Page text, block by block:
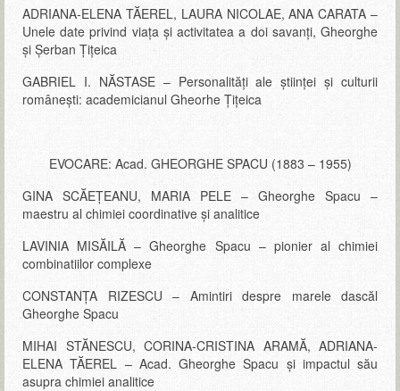
ADRIANA-ELENA TĂEREL, LAURA NICOLAE, ANA CARATA –
Unele date privind viața și activitatea a doi savanți, Gheorghe
și Șerban Țițeica
GABRIEL I. NĂSTASE – Personalităţi ale ştiinţei şi culturii
româneşti: academicianul Gheorhe Țițeica
EVOCARE: Acad. GHEORGHE SPACU (1883 – 1955)
GINA SCĂEŢEANU, MARIA PELE – Gheorghe Spacu –
maestru al chimiei coordinative şi analitice
LAVINIA MISĂILĂ – Gheorghe Spacu – pionier al chimiei
combinatiilor complexe
CONSTANȚA RIZESCU – Amintiri despre marele dascăl
Gheorghe Spacu
MIHAI STĂNESCU, CORINA-CRISTINA ARAMĂ, ADRIANA-
ELENA TĂEREL – Acad. Gheorghe Spacu și impactul său
asupra chimiei analitice